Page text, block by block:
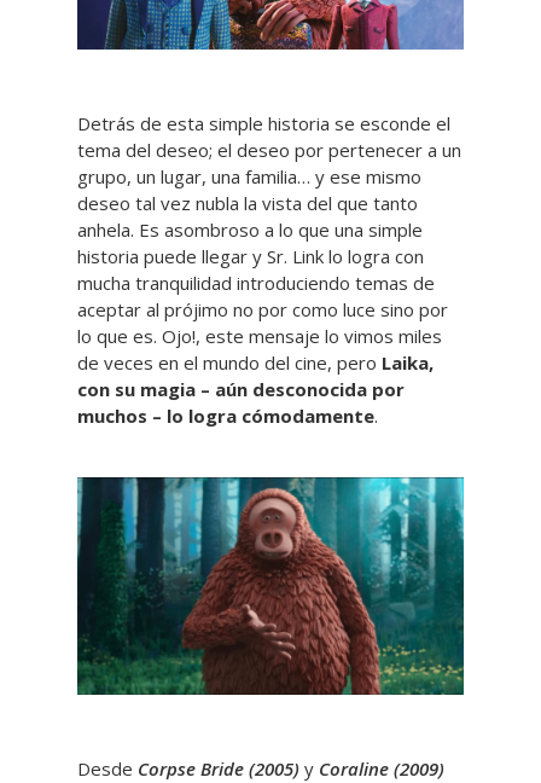
Detrás de esta simple historia se esconde el
tema del deseo; el deseo por pertenecer a un
grupo, un lugar, una familia… y ese mismo
deseo tal vez nubla la vista del que tanto
anhela. Es asombroso a lo que una simple
historia puede llegar y Sr. Link lo logra con
mucha tranquilidad introduciendo temas de
aceptar al prójimo no por como luce sino por
lo que es. Ojo!, este mensaje lo vimos miles
de veces en el mundo del cine, pero Laika,
con su magia – aún desconocida por
muchos – lo logra cómodamente.
Desde Corpse Bride (2005) y Coraline (2009)